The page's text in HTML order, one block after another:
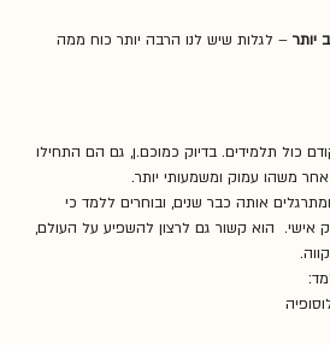
– לגלות שיש לנו הרבה יותר כוח ממה
כול תלמידים. בדיוק כמוכם.ן, גם הם התחילו
משהו עמוק ומשמעותי יותר.
אותה כבר שנים, ובוחרים ללמד כי
הוא קשור גם לרצון להשפיע על העולם,